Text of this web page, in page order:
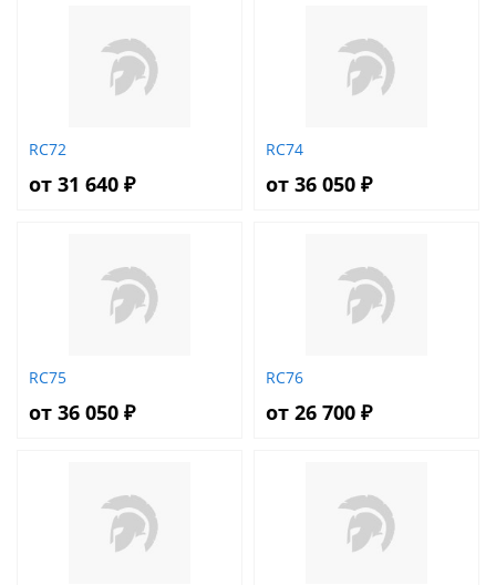
RC72
от 31 640 ₽
RC74
от 36 050 ₽
RC75
от 36 050 ₽
RC76
от 26 700 ₽